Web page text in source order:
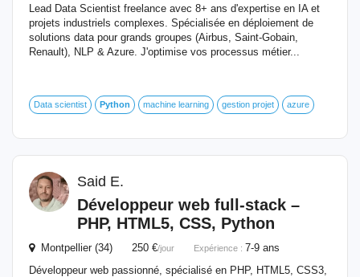
Lead Data Scientist freelance avec 8+ ans d'expertise en IA et
projets industriels complexes. Spécialisée en déploiement de
solutions data pour grands groupes (Airbus, Saint-Gobain,
Renault), NLP & Azure. J'optimise vos processus métier...
Data scientist Python machine learning gestion projet azure
Said E.
Développeur web full-stack –
PHP, HTML5, CSS, Python
Montpellier (34) 250 €/jour Expérience : 7-9 ans
Développeur web passionné, spécialisé en PHP, HTML5, CSS3,